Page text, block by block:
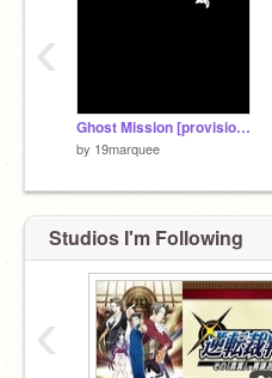
Ghost Mission [provisional]
by 19marquee
‹
Studios I'm Following
‹